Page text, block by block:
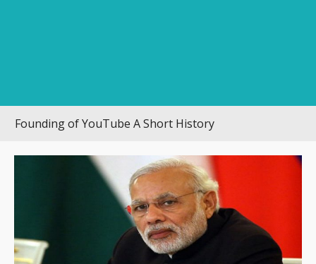
of YouTube A Short History